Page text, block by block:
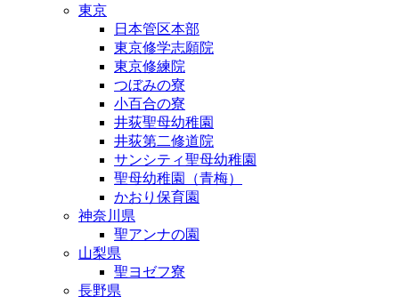
東京
日本管区本部
東京修学志願院
東京修練院
つぼみの寮
小百合の寮
井荻聖母幼稚園
井荻第二修道院
サンシティ聖母幼稚園
聖母幼稚園（青梅）
かおり保育園
神奈川県
聖アンナの園
山梨県
聖ヨゼフ寮
長野県